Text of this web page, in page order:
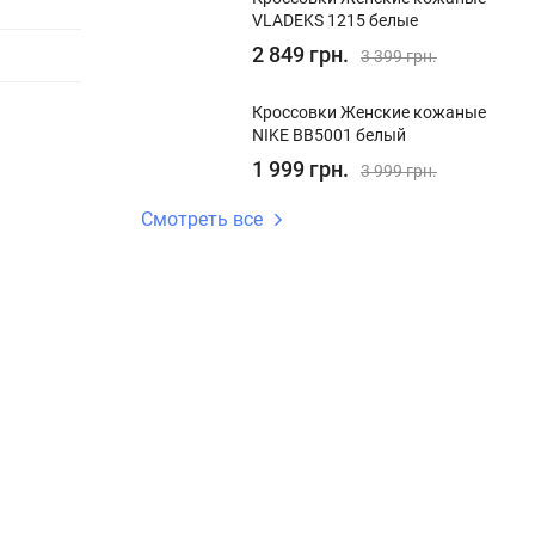
VLADEKS 1215 белые
2 849 грн. 3 399 грн.
Кроссовки Женские кожаные
NIKE BB5001 белый
1 999 грн. 3 999 грн.
Смотреть все